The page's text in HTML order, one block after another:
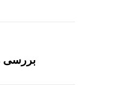
بررسی